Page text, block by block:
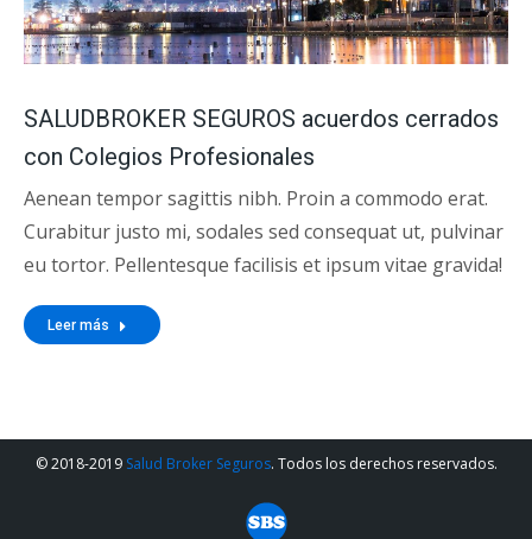
SALUDBROKER SEGUROS acuerdos cerrados
con Colegios Profesionales
Aenean tempor sagittis nibh. Proin a commodo erat.
Curabitur justo mi, sodales sed consequat ut, pulvinar
eu tortor. Pellentesque facilisis et ipsum vitae gravida!
Leer más
© 2018-2019 Salud Broker Seguros. Todos los derechos reservados.